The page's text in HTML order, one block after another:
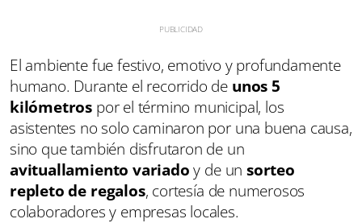
El ambiente fue festivo, emotivo y profundamente
humano. Durante el recorrido de unos 5
kilómetros por el término municipal, los
asistentes no solo caminaron por una buena causa,
sino que también disfrutaron de un
avituallamiento variadoy de un sorteo
repleto de regalos, cortesía de numerosos
colaboradores y empresas locales.